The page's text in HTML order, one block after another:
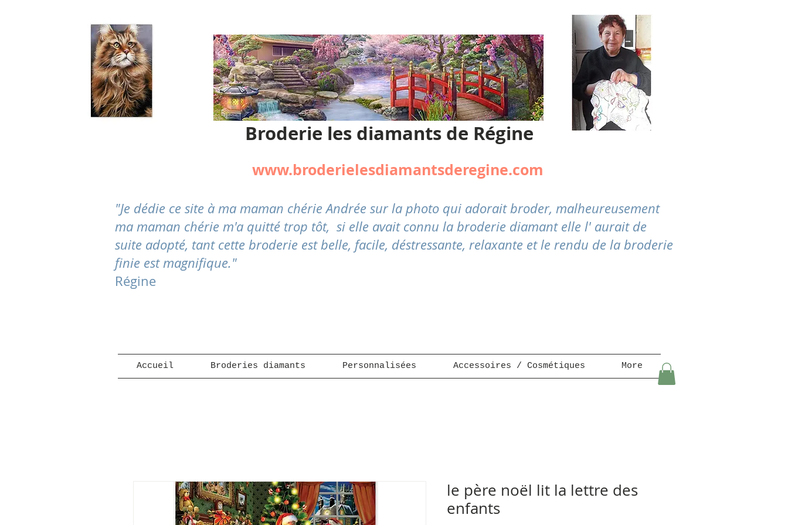
Broderie les diamants de Régine
www.broderielesdiamantsderegine.com
"Je dédie ce site à ma maman chérie Andrée sur la photo qui adorait broder, malheureusement
ma maman chérie m'a quitté trop tôt, si elle avait connu la broderie diamant elle l' aurait de
suite adopté, tant cette broderie est belle, facile, déstressante, relaxante et le rendu de la broderie
finie est magnifique."
Régine
Accueil Broderies diamants Personnalisées Accessoires / Cosmétiques More
le père noël lit la lettre des
enfants